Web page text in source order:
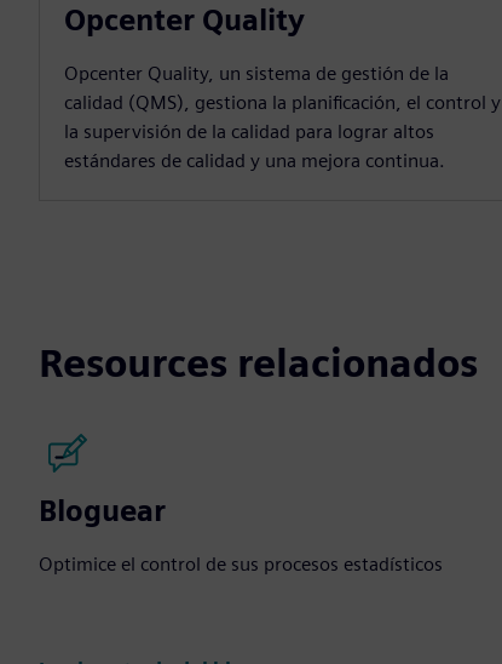
Opcenter Quality
Opcenter Quality, un sistema de gestión de la
calidad (QMS), gestiona la planificación, el control y
la supervisión de la calidad para lograr altos
estándares de calidad y una mejora continua.
Resources relacionados
Bloguear
Optimice el control de sus procesos estadísticos